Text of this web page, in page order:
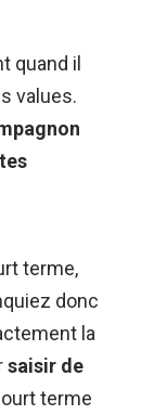
quand il
terme,
donc
la
saisir de